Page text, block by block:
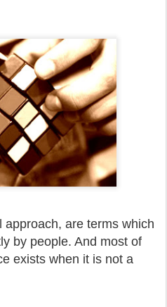
are terms which
by people. And most of
exists when it is not a